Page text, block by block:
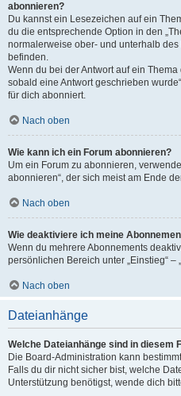
abonnieren?
Du kannst ein Lesezeichen auf ein
du die entsprechende Option in den
normalerweise ober- und unterhalb
befinden.
Wenn du bei der Antwort auf ein
sobald eine Antwort geschrieben
für dich abonniert.
Nach oben
Wie kann ich ein Forum abonnieren?
Um ein Forum zu abonnieren,
abonnieren“, der sich meist am Ende
Nach oben
Wie deaktiviere ich meine
Wenn du mehrere Abonnements
persönlichen Bereich unter „Einstieg“ –
Nach oben
Dateianhänge
Welche Dateianhänge sind in diesem
Die Board-Administration kann
Falls du dir nicht sicher bist, welche
Unterstützung benötigst, wende dich